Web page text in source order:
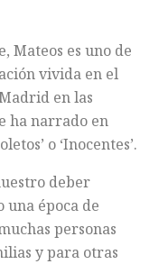
Mateos es uno de
vivida en el
en las
ha narrado en
o ‘Inocentes’.
deber
época de
personas
y para otras